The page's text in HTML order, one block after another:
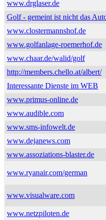
www.drglaser.de
Golf - gemeint ist nicht das
www.clostermannshof.de
www.golfanlage-roemerhof.de
www.chaar.de/walid/golf
http://members.chello.at/albert/
Interessante Dienste im WEB
www.primus-online.de
www.audible.com
www.sms-infowelt.de
www.dejanews.com
www.assoziations-blaster.de
www.ryanair.com/german
www.visualware.com
www.netzpiloten.de